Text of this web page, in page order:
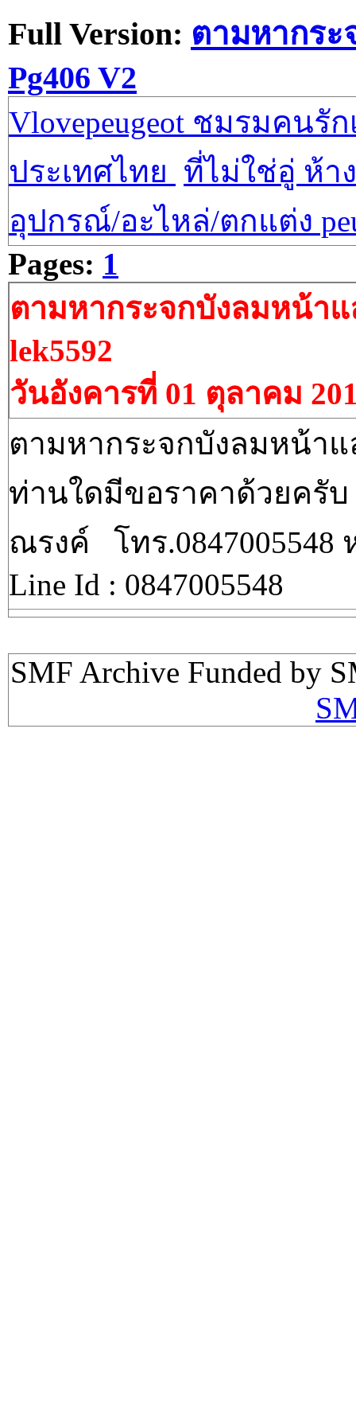
Full Version: ตามหากระ
Pg406 V2
Vlovepeugeot ชมรมคนรั
ประเทศไทย ที่ไม่ใช่อู่ ห้า
อุปกรณ์/อะไหล่/ตกแต่ง
Pages: 1
ตามหากระจกบังลมหน้าแ
lek5592
วันอังคารที่ 01 ตุลาคม
ตามหากระจกบังลมหน้าแ
ท่านใดมีขอราคาด้วยครั
ณรงค์ โทร.0847005548
Line Id : 0847005548
SMF Archive Funded by